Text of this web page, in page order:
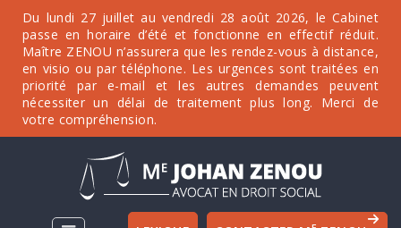
Du lundi 27 juillet au vendredi 28 août 2026, le Cabinet
passe en horaire d’été et fonctionne en effectif réduit.
Maître ZENOU n’assurera que les rendez-vous à distance,
en visio ou par téléphone. Les urgences sont traitées en
priorité par e-mail et les autres demandes peuvent
nécessiter un délai de traitement plus long. Merci de
votre compréhension.